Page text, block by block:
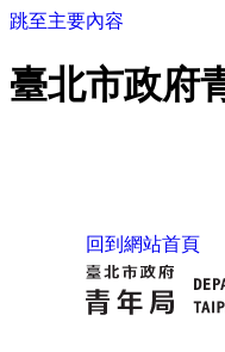
跳至主要內容
臺北市政府
回到網站首頁